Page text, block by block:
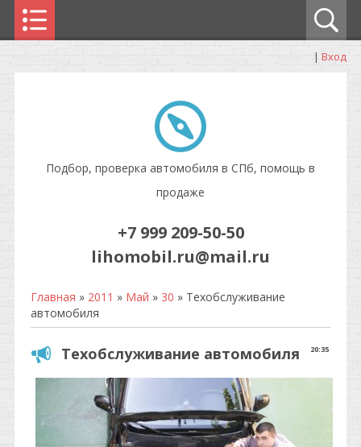
| Вход
Подбор, проверка автомобиля в СПб, помощь в
продаже
+7 999 209-50-50
lihomobil.ru@mail.ru
Главная » 2011 » Май » 30 » Техобслуживание
автомобиля
20:35
Техобслуживание автомобиля